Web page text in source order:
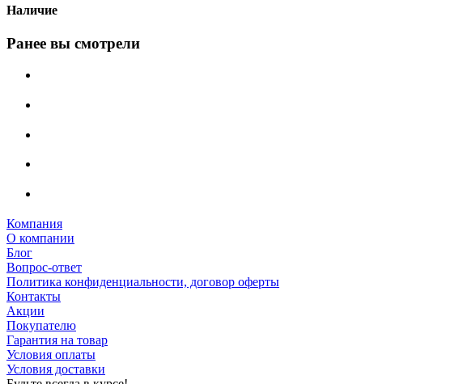
Наличие
Ранее вы смотрели
Компания
О компании
Блог
Вопрос-ответ
Политика конфиденциальности, договор оферты
Контакты
Акции
Покупателю
Гарантия на товар
Условия оплаты
Условия доставки